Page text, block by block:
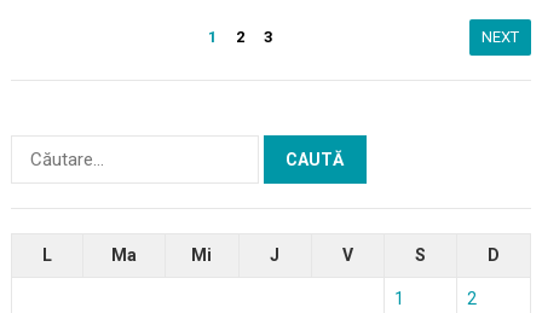
1 2 3 NEXT
Caută
după:
L Ma Mi J V S D
1 2